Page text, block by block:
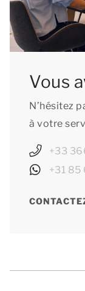
Vous
N’hésitez
à votre
+33
+31 85